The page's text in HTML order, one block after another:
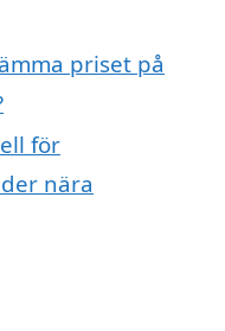
priset på
för
nära